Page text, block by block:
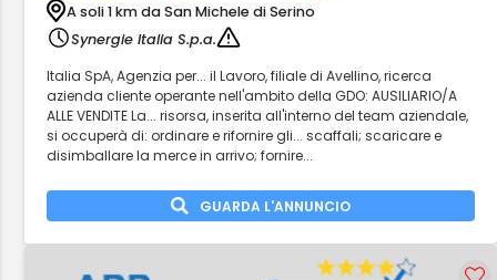
A soli 1 km da San Michele di Serino
Synergie Italia S.p.a.
Italia SpA, Agenzia per... il Lavoro, filiale di Avellino, ricerca
azienda cliente operante nell'ambito della GDO: AUSILIARIO/A
ALLE VENDITE La... risorsa, inserita all'interno del team aziendale,
si occuperà di: ordinare e rifornire gli... scaffali; scaricare e
disimballare la merce in arrivo; fornire...
GUARDA L'ANNUNCIO